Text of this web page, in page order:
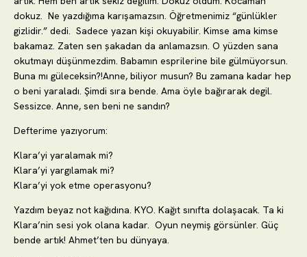
dokuz. Ne yazdığıma karışamazsın. Öğretmenimiz “günlükler
gizlidir.” dedi. Sadece yazan kişi okuyabilir. Kimse ama kimse
bakamaz. Zaten sen șakadan da anlamazsın. O yüzden sana
okutmayı düşünmezdim. Babamın esprilerine bile gülmüyorsun.
Buna mı güleceksin?!Anne, biliyor musun? Bu zamana kadar hep
o beni yaraladı. Şimdi sıra bende. Ama öyle bağırarak degil.
Sessizce. Anne, sen beni ne sandın?
Defterime yazıyorum:
Klara’yi yaralamak mi?
Klara’yi yargılamak mi?
Klara’yi yok etme operasyonu?
Yazdım beyaz not kağıdına. KYO. Kağıt sınıfta dolaşacak. Ta ki
Klara’nin sesi yok olana kadar. Oyun neymiş görsünler. Güç
bende artık! Ahmet’ten bu dünyaya.